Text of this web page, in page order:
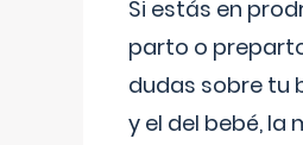
Si estás en
parto o
dudas sobre tu
y el del bebé, la